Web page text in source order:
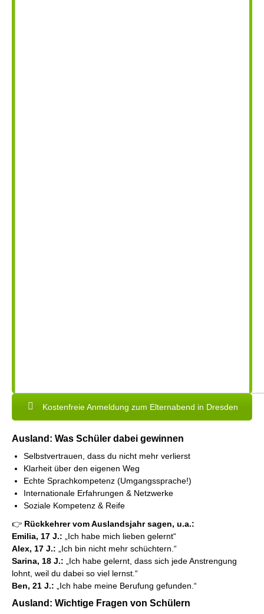
Kostenfreie Anmeldung zum Elternabend in Dresden
Ausland: Was Schüler dabei gewinnen
Selbstvertrauen, dass du nicht mehr verlierst
Klarheit über den eigenen Weg
Echte Sprachkompetenz (Umgangssprache!)
Internationale Erfahrungen & Netzwerke
Soziale Kompetenz & Reife
👉 Rückkehrer vom Auslandsjahr sagen, u.a.:
Emilia, 17 J.: „Ich habe mich lieben gelernt“
Alex, 17 J.: „Ich bin nicht mehr schüchtern.“
Sarina, 18 J.: „Ich habe gelernt, dass sich jede Anstrengung
lohnt, weil du dabei so viel lernst.“
Ben, 21 J.: „Ich habe meine Berufung gefunden.“
Ausland: Wichtige Fragen von Schülern